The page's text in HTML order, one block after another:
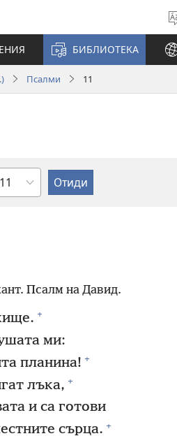
БИБЛИОТЕКА
Псалми 11
Глава
Псалм на Давид.
+
ми:
планина! +
лъка, +
и са готови
сърца. +